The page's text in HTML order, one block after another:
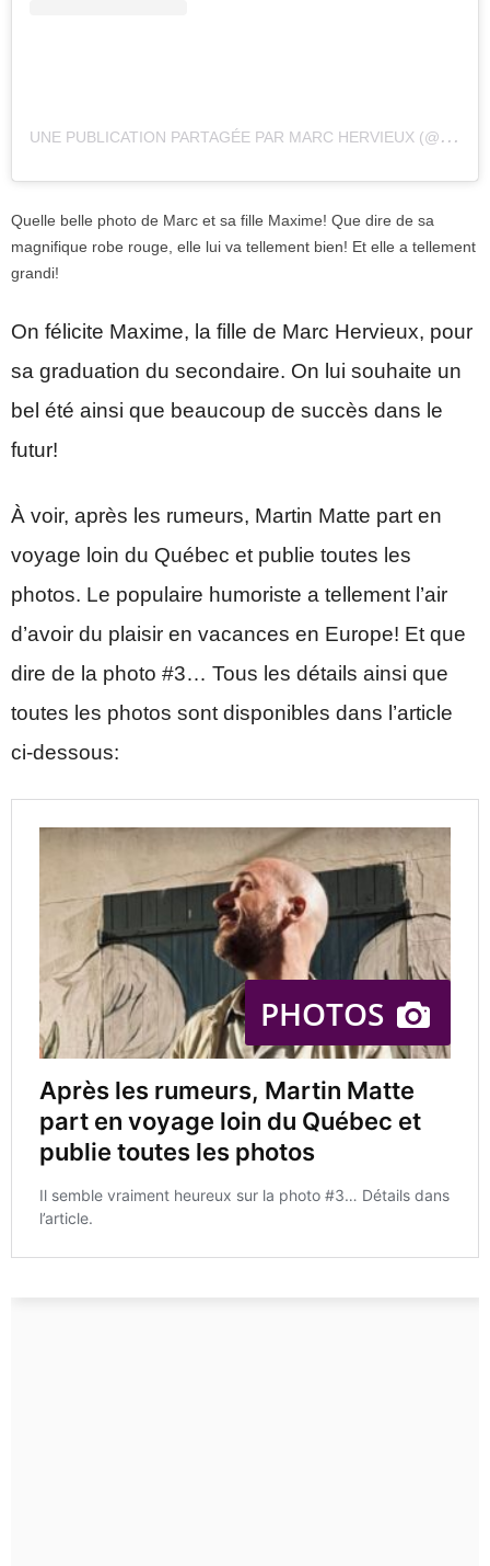
U
NE PUBLICATION PARTAGÉE PAR MARC HERVIEUX (@HERVIEUXTENOR)
Quelle belle photo de Marc et sa fille Maxime! Que dire de sa
magnifique robe rouge, elle lui va tellement bien! Et elle a tellement
grandi!
On félicite Maxime, la fille de Marc Hervieux, pour
sa graduation du secondaire. On lui souhaite un
bel été ainsi que beaucoup de succès dans le
futur!
À voir, après les rumeurs, Martin Matte part en
voyage loin du Québec et publie toutes les
photos. Le populaire humoriste a tellement l’air
d’avoir du plaisir en vacances en Europe! Et que
dire de la photo #3… Tous les détails ainsi que
toutes les photos sont disponibles dans l’article
ci-dessous: